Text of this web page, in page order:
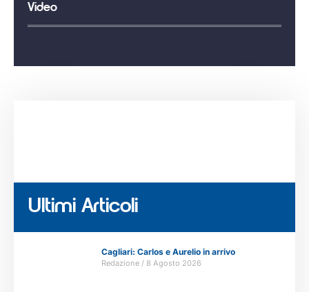
Video
Ultimi Articoli
Cagliari: Carlos e Aurelio in arrivo
Redazione 8 Agosto 2026